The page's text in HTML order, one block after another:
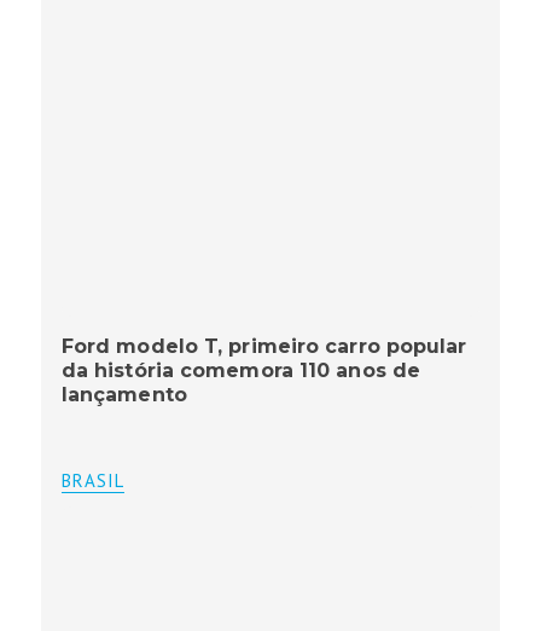
Ford modelo T, primeiro carro popular
da história comemora 110 anos de
lançamento
BRASIL